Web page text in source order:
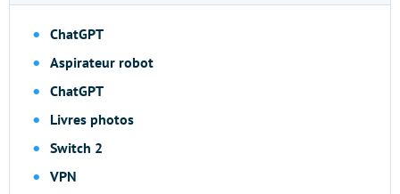
ChatGPT
Aspirateur robot
ChatGPT
Livres photos
Switch 2
VPN